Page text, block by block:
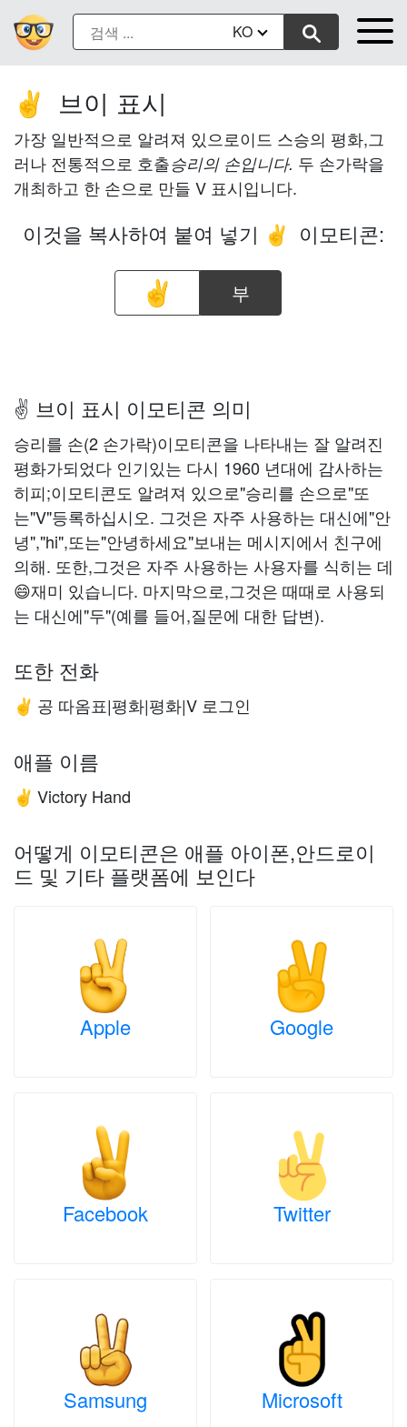
KO
✌️ 브이 표시
가장 일반적으로 알려져 있으로이드 스승의 평화,그
러나 전통적으로 호출승리의 손입니다. 두 손가락을
개최하고 한 손으로 만들 V 표시입니다.
이것을 복사하여 붙여 넣기 ✌️ 이모티콘:
부
✌️ 브이 표시 이모티콘 의미
승리를 손(2 손가락)이모티콘을 나타내는 잘 알려진
평화가되었다 인기있는 다시 1960 년대에 감사하는
히피;이모티콘도 알려져 있으로"승리를 손으로"또
는"V"등록하십시오. 그것은 자주 사용하는 대신에"안
녕","hi",또는"안녕하세요"보내는 메시지에서 친구에
의해. 또한,그것은 자주 사용하는 사용자를 식히는 데
😄재미 있습니다. 마지막으로,그것은 때때로 사용되
는 대신에"두"(예를 들어,질문에 대한 답변).
또한 전화
✌️ 공 따옴표|평화|평화|V 로그인
애플 이름
✌️ Victory Hand
어떻게 이모티콘은 애플 아이폰,안드로이
드 및 기타 플랫폼에 보인다
Apple Google
Facebook Twitter
Samsung Microsoft